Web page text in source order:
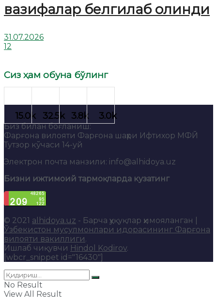
вазифалар белгилаб олинди
31.07.2026
12
Сиз ҳам обуна бўлинг
Биз билан боғланиш:
Фарғона вилояти Фарғона шаҳри Ифтихор МФЙ
Тутзор кўчаси 14-уй
Электрон почта манзили: info@alhidoya.uz
Бизни ижтимоий тармоқларда кузатинг
© 2021 alhidoya.uz - Барча ҳуқуқлар ҳимояланган |
Ўзбекистон мусулмонлари идорасининг Фарғона
вилояти вакиллиги.
Ишлаб чиқувчи Hindol Kodirov.
[wbcr_snippet id="16430"]
No Result
View All Result